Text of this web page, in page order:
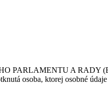
PARLAMENTU A RADY
osoba, ktorej osobné